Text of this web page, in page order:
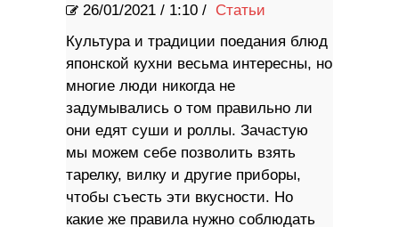
26/01/2021 / 1:10 / Статьи
Культура и традиции поедания блюд
японской кухни весьма интересны, но
многие люди никогда не
задумывались о том правильно ли
они едят суши и роллы. Зачастую
мы можем себе позволить взять
тарелку, вилку и другие приборы,
чтобы съесть эти вкусности. Но
какие же правила нужно соблюдать